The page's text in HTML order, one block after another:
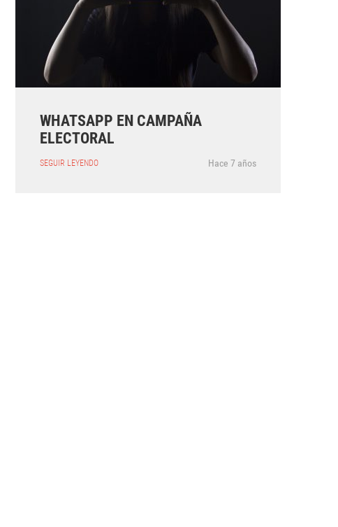
WHATSAPP EN CAMPAÑA
ELECTORAL
SEGUIR LEYENDO Hace 7 años